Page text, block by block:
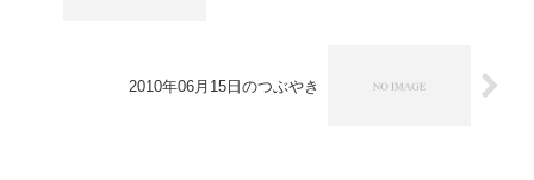
2010年06月15日のつぶやき